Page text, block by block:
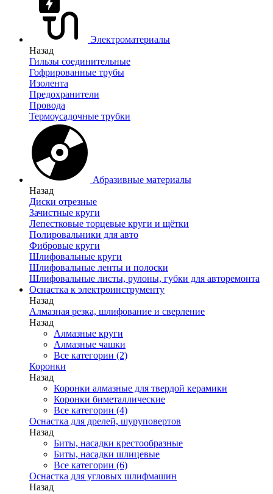
Электроматериалы
Назад
Гильзы соединительные
Гофрированные трубы
Изолента
Предохранители
Провода
Термоусадочные трубки
Абразивные материалы
Назад
Диски отрезные
Зачистные круги
Лепестковые торцевые круги и щётки
Полировальники для авто
Фибровые круги
Шлифовальные круги
Шлифовальные ленты и полоски
Шлифовальные листы, рулоны, губки для авторемонта
Оснастка к электроинструменту
Назад
Алмазная резка, шлифование и сверление
Назад
Алмазные круги
Алмазные чашки
Все категории (2)
Коронки
Назад
Коронки алмазные для твердой керамики
Коронки биметаллические
Все категории (4)
Оснастка для дрелей, шуруповертов
Назад
Биты, насадки крестообразные
Биты, насадки шлицевые
Все категории (6)
Оснастка для угловых шлифмашин
Назад